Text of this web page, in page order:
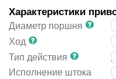
Характеристики
Диаметр поршня
Ход
Тип действия
Исполнение штока